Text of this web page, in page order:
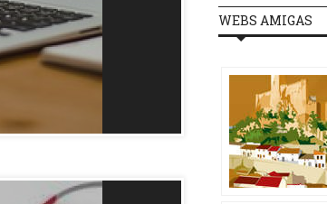
WEBS AMIGAS